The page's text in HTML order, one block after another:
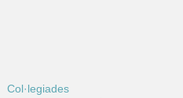
Col·legiades